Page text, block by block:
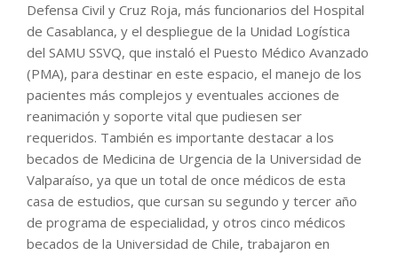
Defensa Civil y Cruz Roja, más funcionarios del Hospital
de Casablanca, y el despliegue de la Unidad Logística
del SAMU SSVQ, que instaló el Puesto Médico Avanzado
(PMA), para destinar en este espacio, el manejo de los
pacientes más complejos y eventuales acciones de
reanimación y soporte vital que pudiesen ser
requeridos. También es importante destacar a los
becados de Medicina de Urgencia de la Universidad de
Valparaíso, ya que un total de once médicos de esta
casa de estudios, que cursan su segundo y tercer año
de programa de especialidad, y otros cinco médicos
becados de la Universidad de Chile, trabajaron en